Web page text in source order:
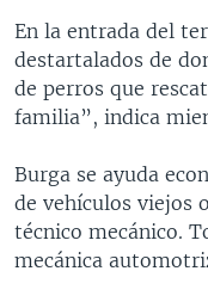
En la entrada del
destartalados de
de perros que
familia”, indica
Burga se ayuda
de vehículos viejos
técnico mecánico.
mecánica